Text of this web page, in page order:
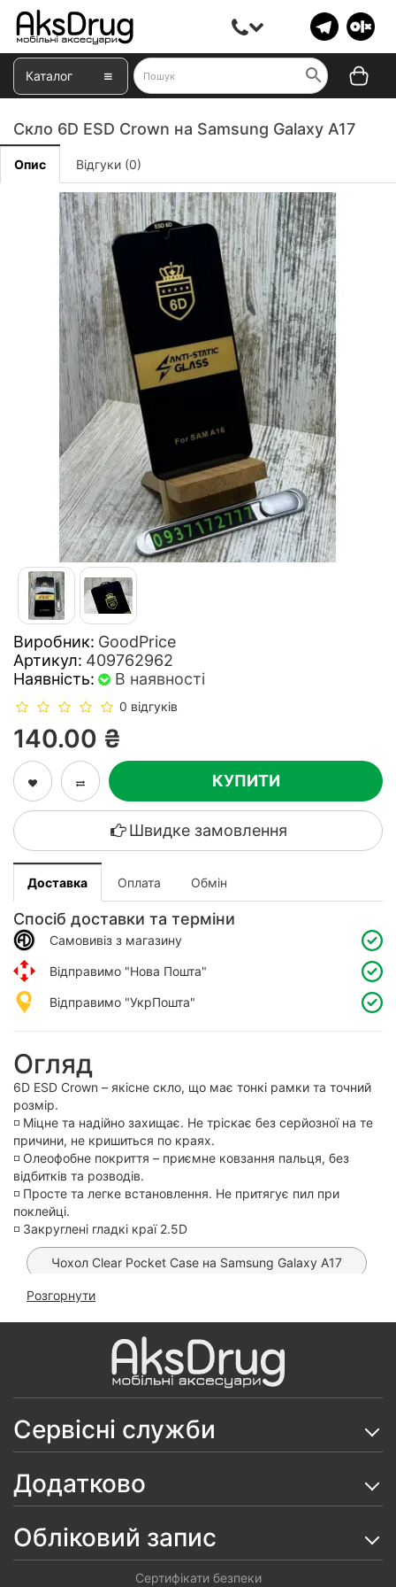
Каталог
Скло 6D ESD Crown на Samsung Galaxy A17
Опис Відгуки (0)
Виробник: GoodPrice
Артикул: 409762962
Наявність:
В наявності
0 відгуків
140.00 ₴
КУПИТИ
Швидке замовлення
Доставка Оплата Обмін
Спосіб доставки та терміни
Самовивіз з магазину
Відправимо "Нова Пошта"
Відправимо "УкрПошта"
Огляд
6D ESD Crown – якісне скло, що має тонкі рамки та точний
розмір.
◽️ Міцне та надійно захищає. Не тріскає без серйозної на те
причини, не кришиться по краях.
◽️ Олеофобне покриття – приємне ковзання пальця, без
відбитків та розводів.
◽️ Просте та легке встановлення. Не притягує пил при
поклейці.
◽️ Закруглені гладкі краї 2.5D
Чохол Clear Pocket Case на Samsung Galaxy A17
Чохол Chrome MagSafe на Samsung Galaxy A17
Захисне скло Monkey King на Samsung A16/ A17/
A26
Чохол Carbon TPU на Samsung Galaxy A17
Чохол Matt Ring Case на Samsung Galaxy A17
Чохол Matt Case на Samsung Galaxy A17
Чохол Silicone Case на Samsung Galaxy A17
Скло Ceramics 9D на Samsung Galaxy A16/ A26/
Розгорнути
Сервісні служби
Додатково
Обліковий запис
Сертифікати безпеки